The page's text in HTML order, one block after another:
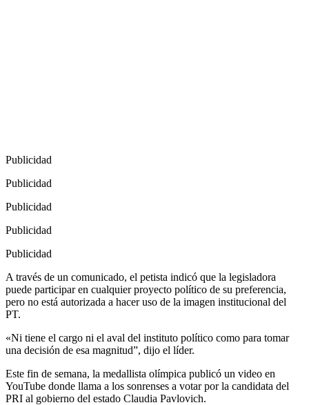
Publicidad
Publicidad
Publicidad
Publicidad
Publicidad
A través de un comunicado, el petista indicó que la legisladora
puede participar en cualquier proyecto político de su preferencia,
pero no está autorizada a hacer uso de la imagen institucional del
PT.
«Ni tiene el cargo ni el aval del instituto político como para tomar
una decisión de esa magnitud”, dijo el líder.
Este fin de semana, la medallista olímpica publicó un video en
YouTube donde llama a los sonrenses a votar por la candidata del
PRI al gobierno del estado Claudia Pavlovich.